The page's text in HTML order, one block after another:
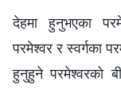
देहमा हुनुभएका
परमेश्‍वर र स्वर्गका
हुनुहुने परमेश्‍वरको